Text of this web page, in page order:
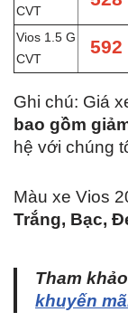
CVT
Vios 1.5 G
CVT
592
Ghi chú: Giá
bao gồm
hệ với chúng
Màu xe Vios
Trắng, Bạc,
Tham
khuyến